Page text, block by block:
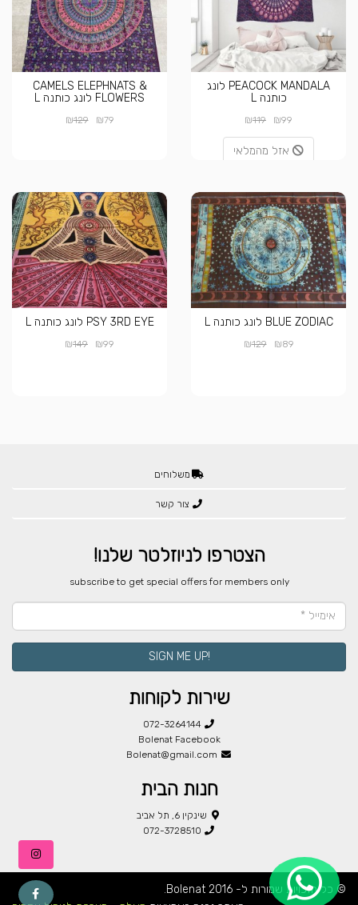
PEACOCK MANDALA לונג
כותנה L
₪99
₪119
אזל מהמלאי
CAMELS ELEPHNATS &
FLOWERS לונג כותנה L
₪79
₪129
BLUE ZODIAC לונג כותנה L
₪89
₪129
PSY 3RD EYE לונג כותנה L
₪99
₪149
משלוחים
צור קשר
הצטרפו לניוזלטר שלנו!
​subscribe to get special offers for members only
!SIGN ME UP
שירות לקוחות
072-3264144
Bolenat Facebook
Bolenat@gmail.com
חנות הבית
שינקין 6, תל אביב
072-3728510
© כל הזכויות שמורות ל- Bolenat 2016.